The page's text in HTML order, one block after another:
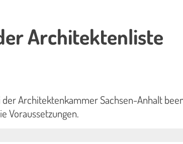
Architektenliste
Architektenkammer Sachsen-Anhalt
Voraussetzungen.